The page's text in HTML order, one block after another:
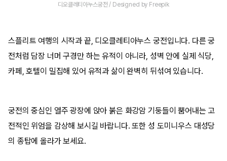
디오클레티아누스궁전 / Designed by Freepik
스플리트 여행의 시작과 끝, 디오클레티아누스 궁전입니다. 다른 궁
전처럼 담장 너머 구경만 하는 유적이 아니라, 성벽 안에 실제 식당,
카페, 호텔이 밀집해 있어 유적과 삶이 완벽히 뒤섞여 있습니다.
궁전의 중심인 열주 광장에 앉아 붉은 화강암 기둥들이 뿜어내는 고
전적인 위엄을 감상해 보시길 바랍니다. 또한 성 도미니우스 대성당
의 종탑에 올라가 보세요.